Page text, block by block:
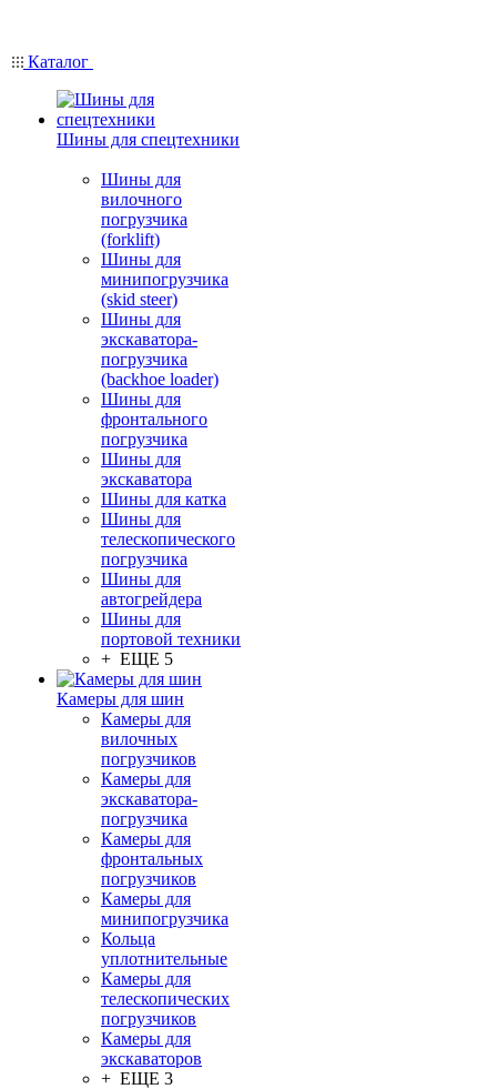
Каталог
Шины для спецтехники
Шины для
вилочного
погрузчика
(forklift)
Шины для
минипогрузчика
(skid steer)
Шины для
экскаватора-
погрузчика
(backhoe loader)
Шины для
фронтального
погрузчика
Шины для
экскаватора
Шины для катка
Шины для
телескопического
погрузчика
Шины для
автогрейдера
Шины для
портовой техники
+ ЕЩЕ 5
Камеры для шин
Камеры для
вилочных
погрузчиков
Камеры для
экскаватора-
погрузчика
Камеры для
фронтальных
погрузчиков
Камеры для
минипогрузчика
Кольца
уплотнительные
Камеры для
телескопических
погрузчиков
Камеры для
экскаваторов
+ ЕЩЕ 3